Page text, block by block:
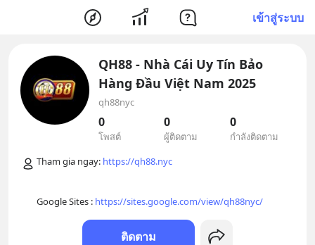
เข้าสู่ระบบ
QH88 - Nhà Cái Uy Tín Bảo
Hàng Đầu Việt Nam 2025
qh88nyc
0
โพสต์
0
ผู้ติดตาม
0
กำลังติดตาม
Tham gia ngay: https://qh88.nyc
Google Sites : https://sites.google.com/view/qh88nyc/
ติดตาม